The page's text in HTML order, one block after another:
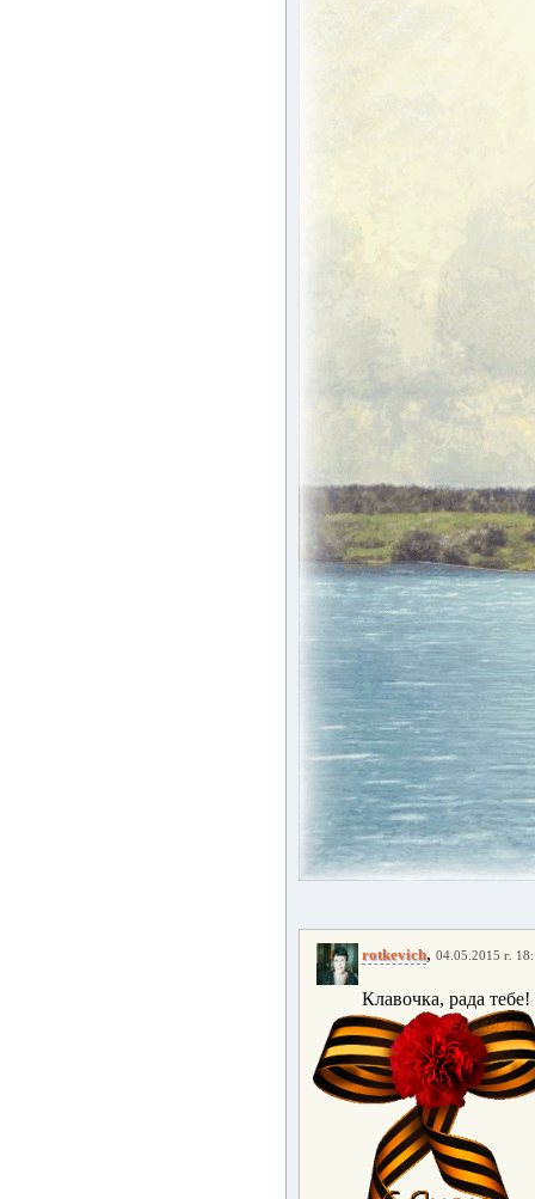
rotkevich, 04.05.2015 г.
Клавочка, рада